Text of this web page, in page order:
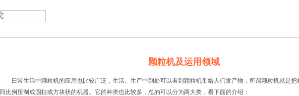
颗粒机及运用领域
日常生活中颗粒机的应用也比较广泛，生活。生产中到处可以看到颗粒机带给人们发产物，所谓颗粒机就是把
同比例压制成圆柱或方块状的机器。它的种类也比较多，总的可以分为两大类，看下面的介绍：